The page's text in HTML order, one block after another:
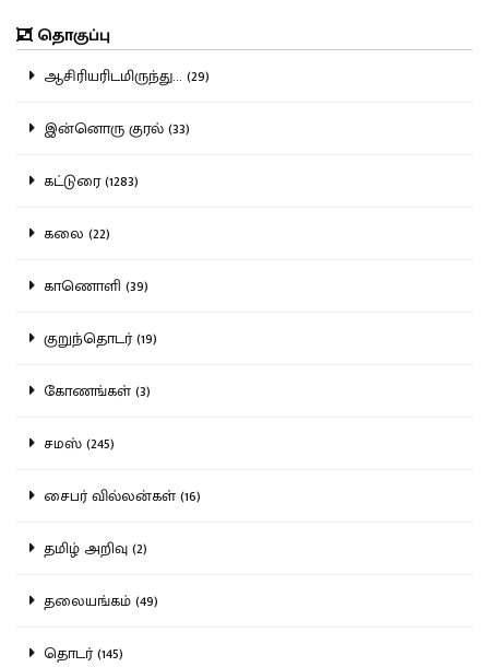
தொகுப்பு
ஆசிரியரிடமிருந்து... (29)
இன்னொரு குரல் (33)
கட்டுரை (1283)
கலை (22)
காணொளி (39)
குறுந்தொடர் (19)
கோணங்கள் (3)
சமஸ் (245)
சைபர் வில்லன்கள் (16)
தமிழ் அறிவு (2)
தலையங்கம் (49)
தொடர் (145)